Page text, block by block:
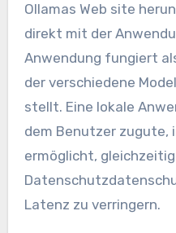
Ollamas Web site
direkt mit der
Anwendung fungiert
der verschiedene
stellt. Eine lokale
dem Benutzer zugute,
ermöglicht,
Latenz zu verringern.